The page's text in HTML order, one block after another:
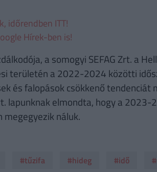
időrendben ITT!
Hírek-ben is!
a somogyi SEFAG Zrt. a
területén a 2022-2024 közötti
és falopások csökkenő tendenciát
lapunknak elmondta, hogy a
náluk.
#tűzifa #hideg #idő